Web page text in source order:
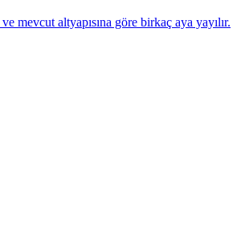
altyapısına göre birkaç aya yayılır.